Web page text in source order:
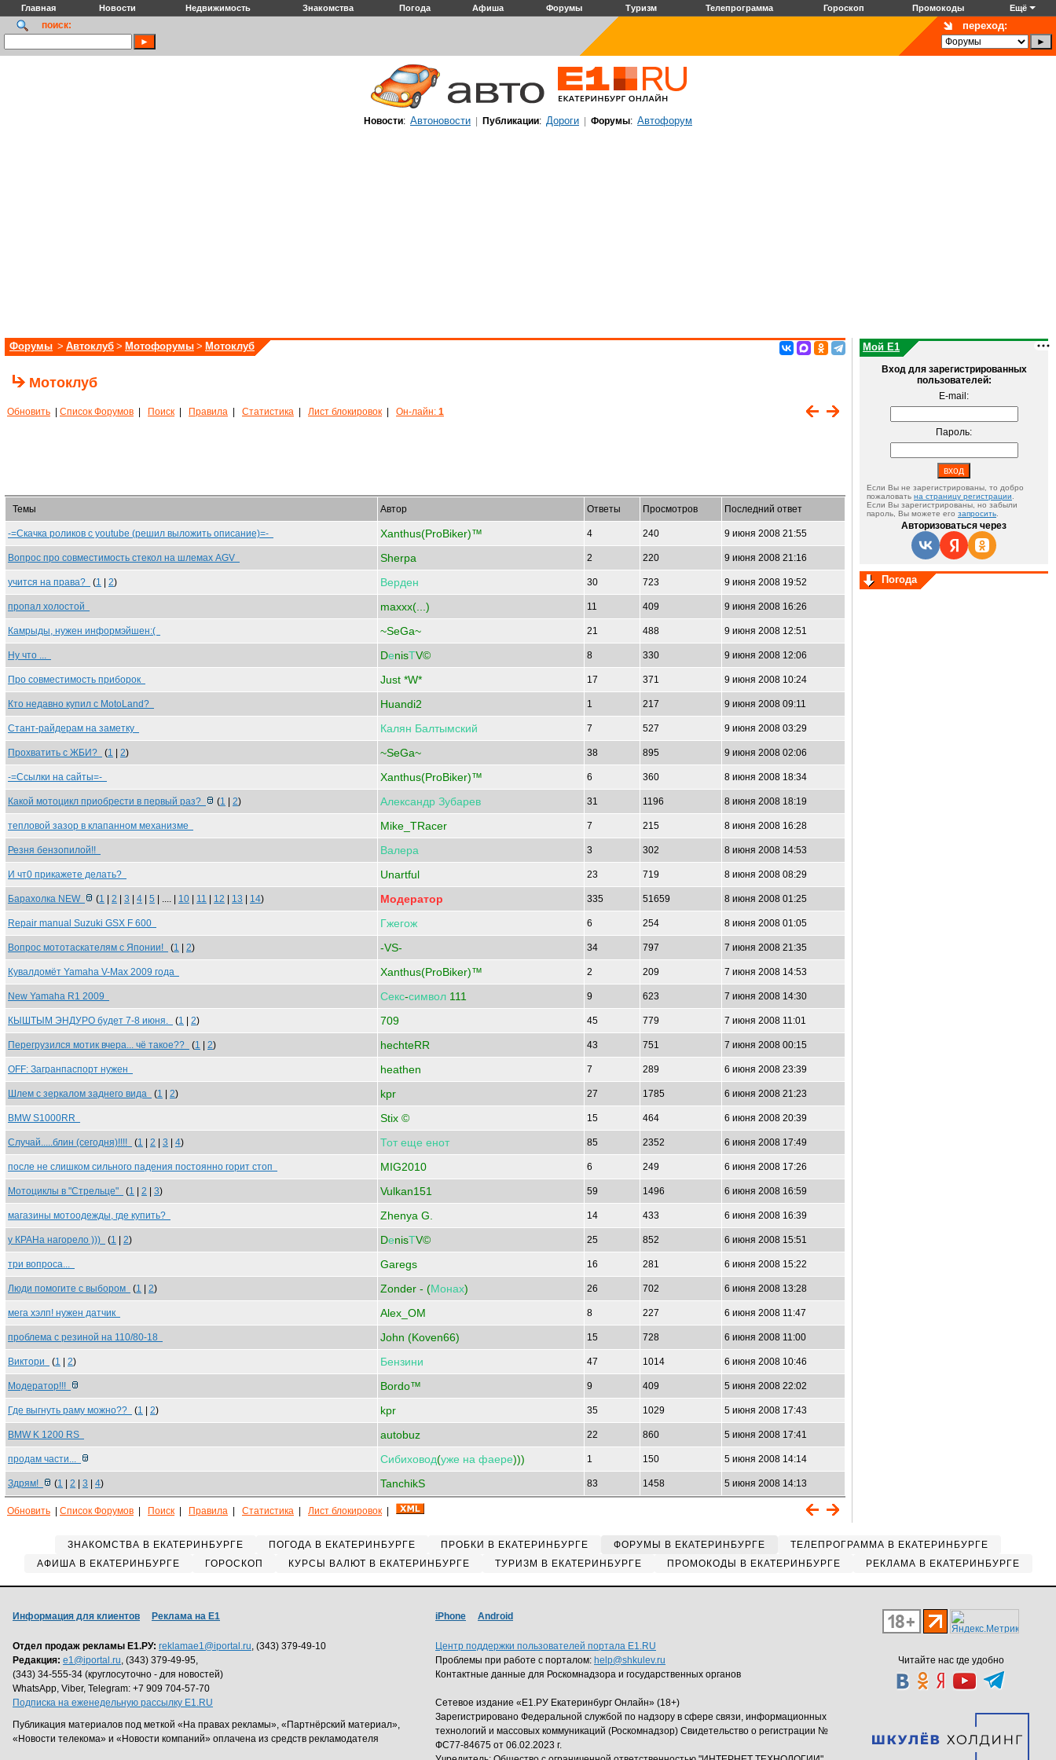
Главная Новости Недвижимость Знакомства Погода Афиша Форумы Туризм Телепрограмма Гороскоп Промокоды Ещё
поиск: переход:
Новости: Автоновости Публикации: Дороги Форумы: Автофорум
Форумы > Автоклуб > Мотофорумы > Мотоклуб
Мотоклуб
Обновить Список Форумов Поиск Правила Статистика Лист блокировок Он-лайн: 1
Темы Автор Ответы Просмотров Последний ответ
-=Скачка роликов с youtube (решил выложить описание)=- Xanthus(ProBiker)™ 4 240 9 июня 2008 21:55
Вопрос про совместимость стекол на шлемах AGV Sherpa 2 220 9 июня 2008 21:16
учится на права? (1 2) Верден 30 723 9 июня 2008 19:52
пропал холостой maxxx(...) 11 409 9 июня 2008 16:26
Камрыды, нужен информэйшен:( ~SeGa~ 21 488 9 июня 2008 12:51
Ну что ... DеnisТV© 8 330 9 июня 2008 12:06
Про совместимость приборок Just *W* 17 371 9 июня 2008 10:24
Кто недавно купил с MotoLand? Huandi2 1 217 9 июня 2008 09:11
Стант-райдерам на заметку Калян Балтымский 7 527 9 июня 2008 03:29
Прохватить с ЖБИ? (1 2) ~SeGa~ 38 895 9 июня 2008 02:06
-=Ссылки на сайты=- Xanthus(ProBiker)™ 6 360 8 июня 2008 18:34
Какой мотоцикл приобрести в первый раз? (1 2) Александр Зубарев 31 1196 8 июня 2008 18:19
тепловой зазор в клапанном механизме Mike_TRacer 7 215 8 июня 2008 16:28
Резня бензопилой!! Валера 3 302 8 июня 2008 14:53
И чт0 прикажете делать? Unartful 23 719 8 июня 2008 08:29
Барахолка NEW (1 2 3 4 5 | .... | 10 11 12 13 14) Модератор 335 51659 8 июня 2008 01:25
Repair manual Suzuki GSX F 600 Гжегож 6 254 8 июня 2008 01:05
Вопрос мототаскателям с Японии! (1 2) -VS- 34 797 7 июня 2008 21:35
Кувалдомёт Yamaha V-Max 2009 года Xanthus(ProBiker)™ 2 209 7 июня 2008 14:53
New Yamaha R1 2009 Секс-символ 111 9 623 7 июня 2008 14:30
КЫШТЫМ ЭНДУРО будет 7-8 июня. (1 2) 709 45 779 7 июня 2008 11:01
Перегрузился мотик вчера... чё такое?? (1 2) hechteRR 43 751 7 июня 2008 00:15
OFF: Загранпаспорт нужен heathen 7 289 6 июня 2008 23:39
Шлем с зеркалом заднего вида (1 2) kpr 27 1785 6 июня 2008 21:23
BMW S1000RR Stix © 15 464 6 июня 2008 20:39
Случай.....блин (сегодня)!!!! (1 2 3 4) Тот еще енот 85 2352 6 июня 2008 17:49
после не слишком сильного падения постоянно горит стоп MIG2010 6 249 6 июня 2008 17:26
Мотоциклы в "Стрельце" (1 2 3) Vulkan151 59 1496 6 июня 2008 16:59
магазины мотоодежды, где купить? Zhenya G. 14 433 6 июня 2008 16:39
у КРАНа нагорело ))) (1 2) DеnisТV© 25 852 6 июня 2008 15:51
три вопроса... Garegs 16 281 6 июня 2008 15:22
Люди помогите с выбором (1 2) Zonder - (Монах) 26 702 6 июня 2008 13:28
мега хэлп! нужен датчик Alex_OM 8 227 6 июня 2008 11:47
проблема с резиной на 110/80-18 John (Koven66) 15 728 6 июня 2008 11:00
Виктори (1 2) Бензини 47 1014 6 июня 2008 10:46
Модератор!!! Bordo™ 9 409 5 июня 2008 22:02
Где выгнуть раму можно?? (1 2) kpr 35 1029 5 июня 2008 17:43
BMW K 1200 RS autobuz 22 860 5 июня 2008 17:41
продам части... Сибиховод(уже на фаере))) 1 150 5 июня 2008 14:14
Здрям! (1 2 3 4) TanchikS 83 1458 5 июня 2008 14:13
Обновить Список Форумов Поиск Правила Статистика Лист блокировок
Мой E1
Вход для зарегистрированных
пользователей:
E-mail:
Пароль:
Если Вы не зарегистрированы, то добро
пожаловать на страницу регистрации
Если Вы зарегистрированы, но забыли
пароль, Вы можете его запросить
Авторизоваться через
Погода
ЗНАКОМСТВА В ЕКАТЕРИНБУРГЕ ПОГОДА В ЕКАТЕРИНБУРГЕ ПРОБКИ В ЕКАТЕРИНБУРГЕ ФОРУМЫ В ЕКАТЕРИНБУРГЕ
ТЕЛЕПРОГРАММА В ЕКАТЕРИНБУРГЕ
АФИША В ЕКАТЕРИНБУРГЕ
ГОРОСКОП КУРСЫ ВАЛЮТ В ЕКАТЕРИНБУРГЕ ТУРИЗМ В ЕКАТЕРИНБУРГЕ ПРОМОКОДЫ В ЕКАТЕРИНБУРГЕ РЕКЛАМА В ЕКАТЕРИНБУРГЕ
Читайте нас где удобно
Информация для клиентов Реклама на Е1
Отдел продаж рекламы Е1.РУ: reklamae1@iportal.ru, (343) 379-49-10
Редакция: e1@iportal.ru, (343) 379-49-95,
(343) 34-555-34 (круглосуточно - для новостей)
WhatsApp, Viber, Telegram: +7 909 704-57-70
Подписка на еженедельную рассылку E1.RU
Публикация материалов под меткой «На правах рекламы», «Партнёрский материал»,
«Новости телекома» и «Новости компаний» оплачена из средств рекламодателя
iPhone Android
Центр поддержки пользователей портала E1.RU
Проблемы при работе с порталом: help@shkulev.ru
Контактные данные для Роскомнадзора и государственных органов
Сетевое издание «Е1.РУ Екатеринбург Онлайн» (18+)
Зарегистрировано Федеральной службой по надзору в сфере связи, информационных
технологий и массовых коммуникаций (Роскомнадзор) Свидетельство о регистрации №
ФС77-84675 от 06.02.2023 г.